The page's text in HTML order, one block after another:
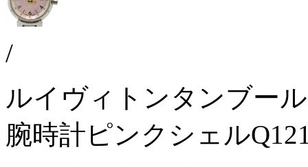
/
ルイヴィトンタンブー
腕時計ピンクシェル